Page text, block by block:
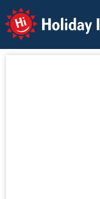
Holiday Info